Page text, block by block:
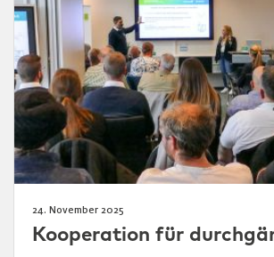
24. November 2025
Kooperation für